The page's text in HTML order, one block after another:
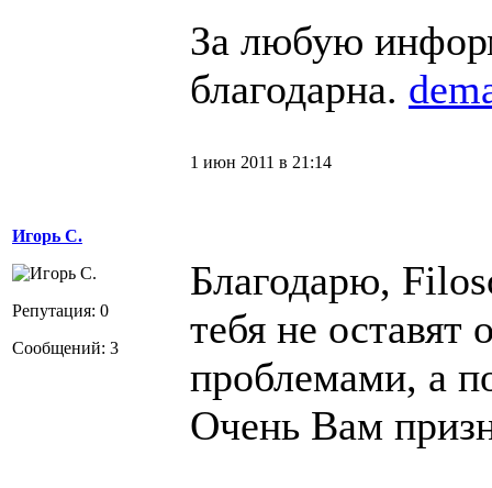
За любую
благодарна.
Игорь С.
Репутация: 0
Сообщений: 3
1 июн 2011 в 21:14
Благодарю,
тебя не оставят
проблемами, а
Очень Вам